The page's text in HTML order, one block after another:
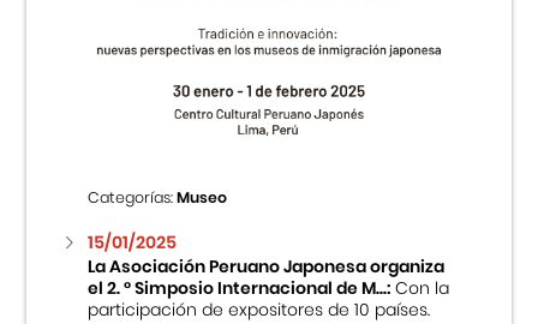
Categorías:Museo
15/01/2025
La Asociación Peruano Japonesa organiza
el 2. ° Simposio Internacional de M...:Con la
participación de expositores de 10 países.